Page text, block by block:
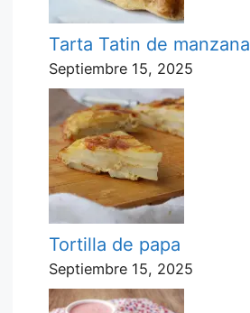
Tarta Tatin de manzana
Septiembre 15, 2025
Tortilla de papa
Septiembre 15, 2025